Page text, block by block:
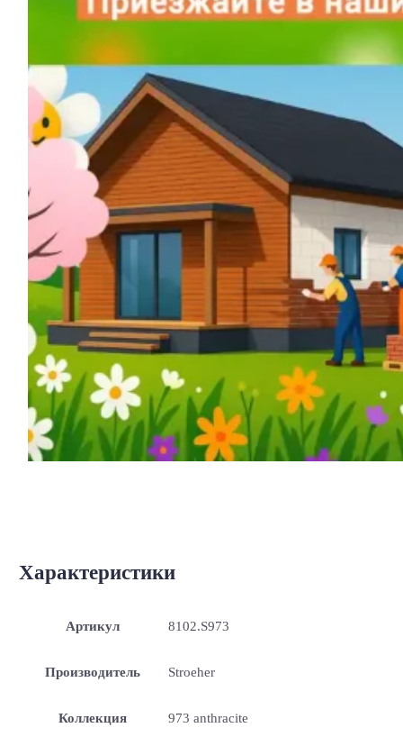
Характеристики
Артикул 8102.S973
Производитель Stroeher
Коллекция 973 anthracite